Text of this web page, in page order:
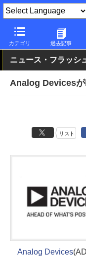
カテゴリ 過去記事
PC Watch 市場 動向
ニュース・フラッシ
Analog Devices
リスト
Analog Devices